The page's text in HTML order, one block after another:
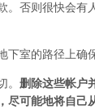
。否则很快会
室的路径上确
。 删除这些帐户
可能地将自己